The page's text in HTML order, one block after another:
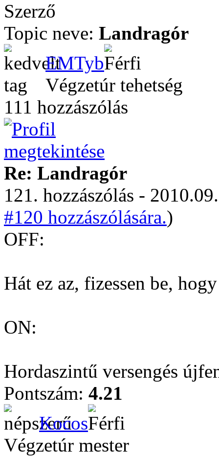
Szerző
Topic neve: Landragór
EMTyb
Végzetúr tehetség
111 hozzászólás
Re: Landragór
121. hozzászólás -
#120 hozzászólására.)
OFF:
Hát ez az, fizessen be,
ON:
Hordaszintű versengés
Pontszám: 4.21
Kocos
Végzetúr mester